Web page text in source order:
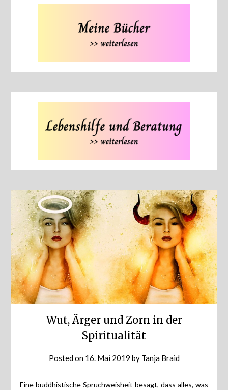
Wut, Ärger und Zorn in der
Spiritualität
Posted on 16. Mai 2019 by Tanja Braid
Eine buddhistische Spruchweisheit besagt, dass alles, was